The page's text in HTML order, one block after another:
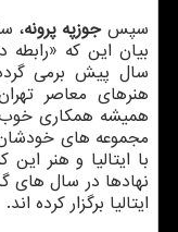
سپسجوزپه پرونه،
بیان این كه «رابطه
سال پیش برمی
هنرهای معاصر
همیشه همكاری خوب
مجموعه های خودشان
با ایتالیا و هنر
نهادها در سال های
ایتالیا برگزار كرده اند.